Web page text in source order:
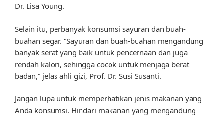
Dr. Lisa Young.
Selain itu, perbanyak konsumsi sayuran dan buah-
buahan segar. “Sayuran dan buah-buahan mengandung
banyak serat yang baik untuk pencernaan dan juga
rendah kalori, sehingga cocok untuk menjaga berat
badan,” jelas ahli gizi, Prof. Dr. Susi Susanti.
Jangan lupa untuk memperhatikan jenis makanan yang
Anda konsumsi. Hindari makanan yang mengandung